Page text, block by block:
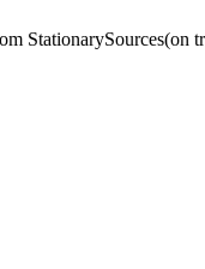
StationarySources(on